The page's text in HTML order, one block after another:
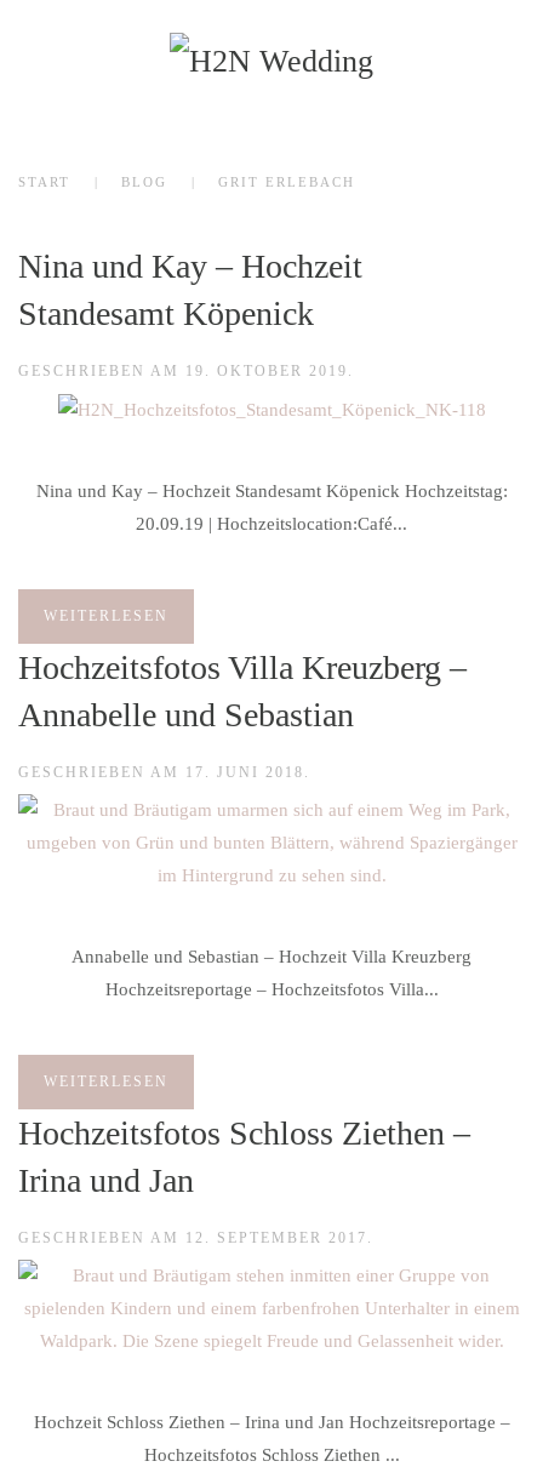
Zum Hauptinhalt springen
START BLOG GRIT ERLEBACH
Nina und Kay – Hochzeit
Standesamt Köpenick
GESCHRIEBEN AM 19. OKTOBER 2019 .
Nina und Kay – Hochzeit Standesamt Köpenick Hochzeitstag:
20.09.19 | Hochzeitslocation:Café...
WEITERLESEN
Hochzeitsfotos Villa Kreuzberg –
Annabelle und Sebastian
GESCHRIEBEN AM 17. JUNI 2018 .
Annabelle und Sebastian – Hochzeit Villa Kreuzberg
Hochzeitsreportage – Hochzeitsfotos Villa...
WEITERLESEN
Hochzeitsfotos Schloss Ziethen –
Irina und Jan
GESCHRIEBEN AM 12. SEPTEMBER 2017 .
Hochzeit Schloss Ziethen – Irina und Jan Hochzeitsreportage –
Hochzeitsfotos Schloss Ziethen ...